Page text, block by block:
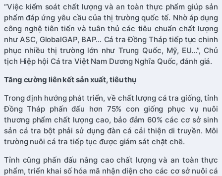
“Việc kiểm soát chất lượng và an toàn thực phẩm giúp sản
phẩm đáp ứng yêu cầu của thị trường quốc tế. Nhờ áp dụng
công nghệ tiên tiến và tuân thủ các tiêu chuẩn chất lượng
như ASC, GlobalGAP, BAP… Cá tra Đồng Tháp tiếp tục chinh
phục nhiều thị trường lớn như Trung Quốc, Mỹ, EU…”, Chủ
tịch Hiệp hội Cá tra Việt Nam Dương Nghĩa Quốc, đánh giá.
Tăng cường liên kết sản xuất, tiêu thụ
Trong định hướng phát triển, về chất lượng cá tra giống, tỉnh
Đồng Tháp phấn đấu hơn 75% con giống phục vụ nuôi
thương phẩm chất lượng cao, bảo đảm 60% các cơ sở sinh
sản cá tra bột phải sử dụng đàn cá cải thiện di truyền. Môi
trường nuôi cá tra tiếp tục được giám sát chặt chẽ.
Tỉnh cũng phấn đấu nâng cao chất lượng và an toàn thực
phẩm, triển khai số hóa mã nhận diện cho các cơ sở nuôi cá